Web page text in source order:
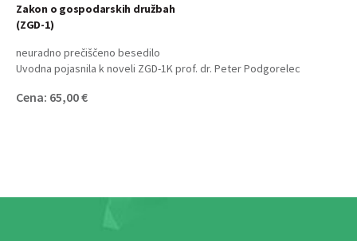
Zakon o gospodarskih družbah
(ZGD-1)
neuradno prečiščeno besedilo
Uvodna pojasnila k noveli ZGD-1K prof. dr. Peter Podgorelec
Cena: 65,00 €